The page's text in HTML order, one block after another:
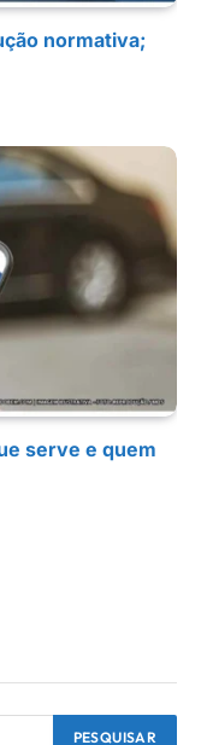
normativa;
serve e quem